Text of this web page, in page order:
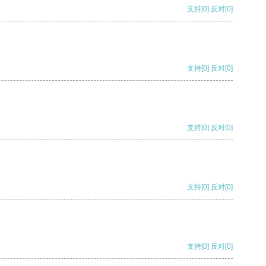
支持[0] 反对[0]
支持[0] 反对[0]
支持[0] 反对[0]
支持[0] 反对[0]
支持[0] 反对[0]